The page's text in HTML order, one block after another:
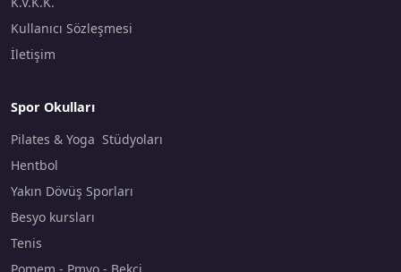
Kullanıcı Sözleşmesi
İletişim
Spor Okulları
Pilates & Yoga Stüdyoları
Hentbol
Yakın Dövüş Sporları
Besyo kursları
Tenis